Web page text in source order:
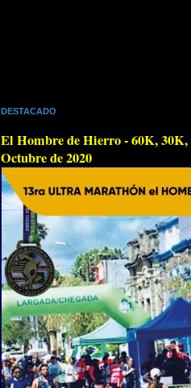
DESTACADO
El Hombre de Hierro - 60K,
Octubre de 2020